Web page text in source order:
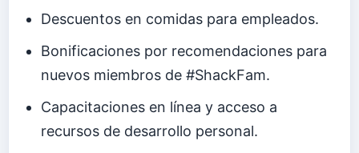
Descuentos en comidas para empleados.
Bonificaciones por recomendaciones para
nuevos miembros de #ShackFam.
Capacitaciones en línea y acceso a
recursos de desarrollo personal.